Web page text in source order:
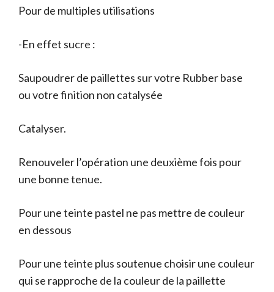
Pour de multiples utilisations
-En effet sucre :
Saupoudrer de paillettes sur votre Rubber base
ou votre finition non catalysée
Catalyser.
Renouveler l’opération une deuxième fois pour
une bonne tenue.
Pour une teinte pastel ne pas mettre de couleur
en dessous
Pour une teinte plus soutenue choisir une couleur
qui se rapproche de la couleur de la paillette